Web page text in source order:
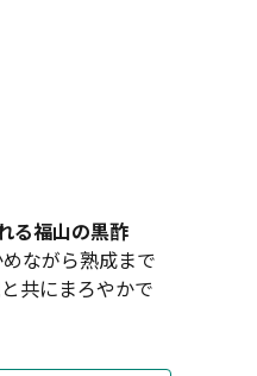
る福山の黒酢
ながら熟成まで
共にまろやかで